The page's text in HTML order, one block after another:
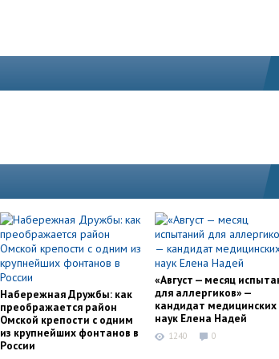
Набережная Дружбы: как
преображается район
Омской крепости с одним
из крупнейших фонтанов в
России
«Август — месяц
для аллергиков» —
кандидат медицинских
наук Елена Надей
1240 0